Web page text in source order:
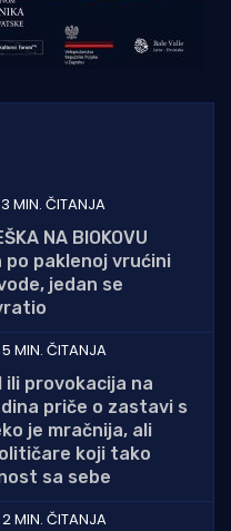
3 MIN. ČITANJA
NA BIOKOVU
po paklenoj vrućini
jedan se
5 MIN. ČITANJA
ili provokacija na
priče o zastavi s
je mračnija, ali
koji tako
sa sebe
2 MIN. ČITANJA